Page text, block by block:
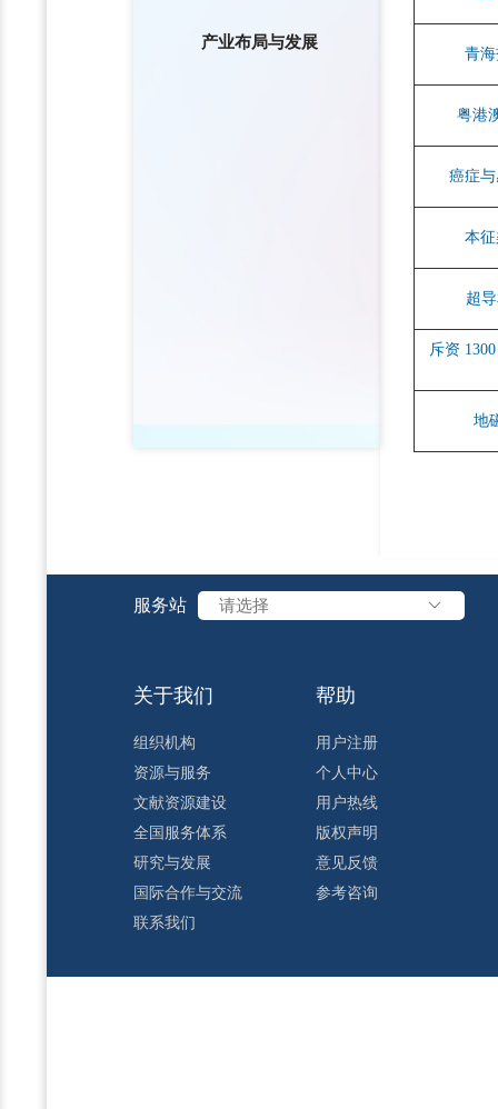
产业布局与发展
青
粤港
癌症
本
超
斥资
地
服务站 请选择
关于我们
组织机构
资源与服务
文献资源建设
全国服务体系
研究与发展
国际合作与交流
联系我们
帮助
用户注册
个人中心
用户热线
版权声明
意见反馈
参考咨询